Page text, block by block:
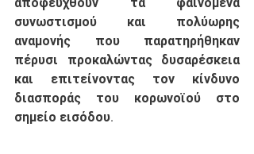
συνωστισμού και πολύωρης
αναμονής που παρατηρήθηκαν
πέρυσι προκαλώντας δυσαρέσκεια
και επιτείνοντας τον κίνδυνο
διασποράς του κορωνοϊού στο
σημείο εισόδου.